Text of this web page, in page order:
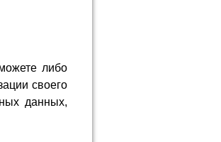
либо
своего
данных,